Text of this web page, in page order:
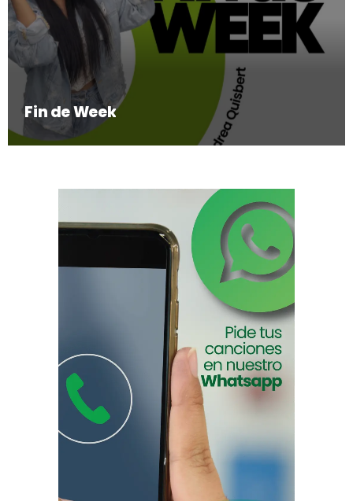
Fin de Week